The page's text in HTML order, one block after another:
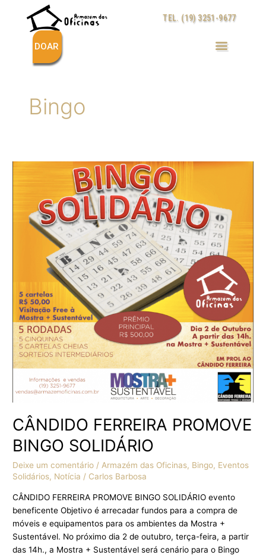
conteúdo
TEL. (19) 3251-9677
DOAR
Bingo
CÂNDIDO FERREIRA PROMOVE
BINGO SOLIDÁRIO
Deixe um comentário / Armazém das Oficinas, Bingo, Eventos
Solidários, Notícia / Carlos Barbosa
CÂNDIDO FERREIRA PROMOVE BINGO SOLIDÁRIO evento
beneficente Objetivo é arrecadar fundos para a compra de
móveis e equipamentos para os ambientes da Mostra +
Sustentável. No próximo dia 2 de outubro, terça-feira, a partir
das 14h., a Mostra + Sustentável será cenário para o Bingo
CÂNDIDO
FERREIRA
BINGO
SOLIDÁRIO